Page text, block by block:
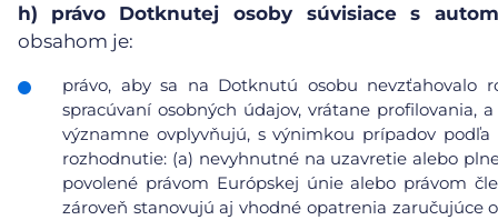
h)
právo Dotknutej osoby súvisiace s
obsahom je:
právo, aby sa na Dotknutú osobu nevzťahovalo
spracúvaní osobných údajov, vrátane
významne ovplyvňujú, s výnimkou prípadov
rozhodnutie: (a) nevyhnutné na uzavretie alebo
povolené právom Európskej únie alebo právom
zároveň stanovujú aj vhodné opatrenia zaručujúce